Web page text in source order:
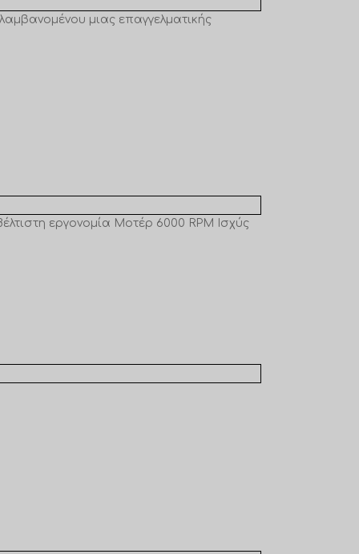
μιας επαγγελματικής
εργονομία Μοτέρ 6000 RPM Ισχύς